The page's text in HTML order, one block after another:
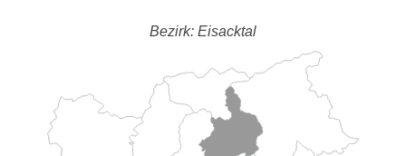
Bezirk: Eisacktal